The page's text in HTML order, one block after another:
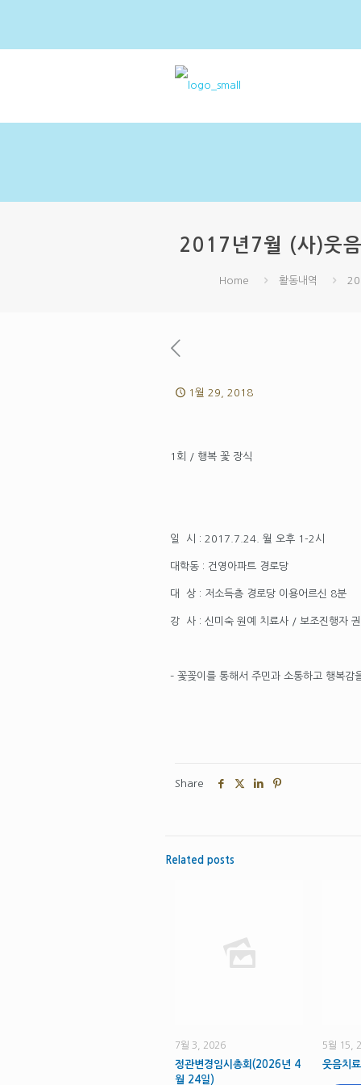
2017년7월 (사)웃
Home 활동내역
1월 29, 2018
1회 / 행복 꽃 장식
일 시 : 2017.7.24. 월 오후 1-2시​
대학동 : 건영아파트 경로당 ​
대 상 : 저소득층 경로당 이용어르신 8분
강 사 : 신미숙 원예 치료사 / 보조진행자
– 꽃꽂이를 통해서 주민과 소통하고 행복감
Share
Related posts
7월 3, 2026
정관변경임시총회(2026년 4
월 24일)
5월 15,
웃음치